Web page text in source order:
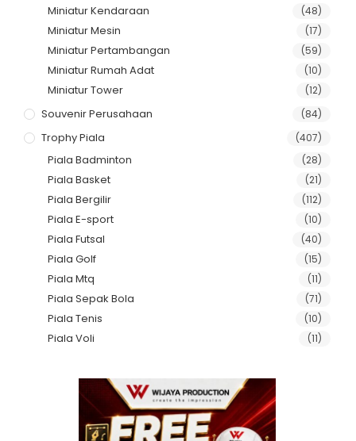
Miniatur Kendaraan (48)
Miniatur Mesin (17)
Miniatur Pertambangan (59)
Miniatur Rumah Adat (10)
Miniatur Tower (12)
Souvenir Perusahaan (84)
Trophy Piala (407)
Piala Badminton (28)
Piala Basket (21)
Piala Bergilir (112)
Piala E-sport (10)
Piala Futsal (40)
Piala Golf (15)
Piala Mtq (11)
Piala Sepak Bola (71)
Piala Tenis (10)
Piala Voli (11)